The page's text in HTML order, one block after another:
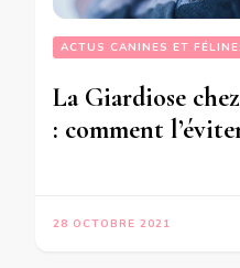
ACTUS CANINES ET
La Giardiose
: comment
28 OCTOBRE 2021